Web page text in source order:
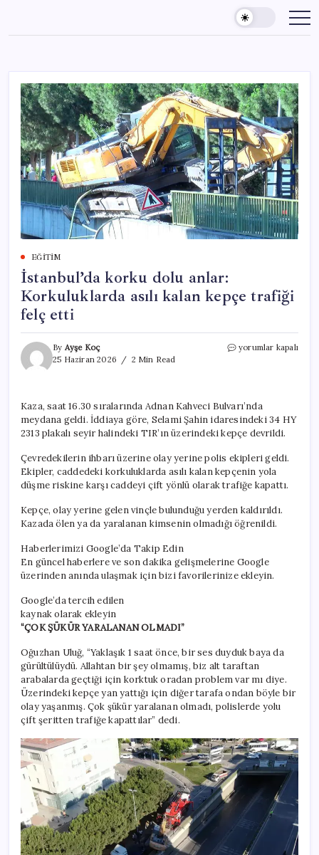
content
EĞITIM
İstanbul’da korku dolu anlar:
Korkuluklarda asılı kalan kepçe trafiği
felç etti
By Ayşe Koç
25 Haziran 2026
2 Min Read
İstanbul’da
asılı
kalan
kepçe
felç
etti
için
yorumlar kapalı
Kaza, saat 16.30 sıralarında Adnan Kahveci Bulvarı’nda
meydana geldi. İddiaya göre, Selami Şahin idaresindeki 34 HY
2313 plakalı seyir halindeki TIR’ın üzerindeki kepçe devrildi.
Çevredekilerin ihbarı üzerine olay yerine polis ekipleri geldi.
Ekipler, caddedeki korkuluklarda asılı kalan kepçenin yola
düşme riskine karşı caddeyi çift yönlü olarak trafiğe kapattı.
Kepçe, olay yerine gelen vinçle bulunduğu yerden kaldırıldı.
Kazada ölen ya da yaralanan kimsenin olmadığı öğrenildi.
Haberlerimizi Google’da Takip Edin
En güncel haberlere ve son dakika gelişmelerine Google
üzerinden anında ulaşmak için bizi favorilerinize ekleyin.
Google’da tercih edilen
kaynak olarak ekleyin
“ÇOK ŞÜKÜR YARALANAN OLMADI”
Oğuzhan Uluğ, “Yaklaşık 1 saat önce, bir ses duyduk baya da
gürültülüydü. Allahtan bir şey olmamış, biz alt taraftan
arabalarda geçtiği için korktuk oradan problem var mı diye.
Üzerindeki kepçe yan yattığı için diğer tarafa ondan böyle bir
olay yaşanmış. Çok şükür yaralanan olmadı, polislerde yolu
çift şeritten trafiğe kapattılar” dedi.